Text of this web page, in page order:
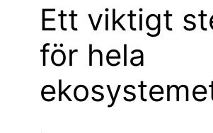
Ett viktigt
för hela